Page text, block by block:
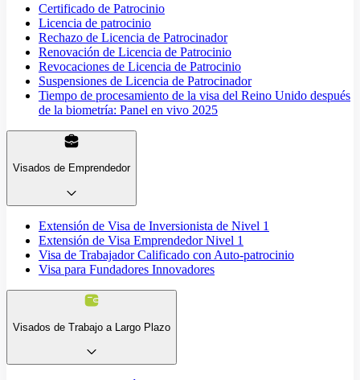
Certificado de Patrocinio
Licencia de patrocinio
Rechazo de Licencia de Patrocinador
Renovación de Licencia de Patrocinio
Revocaciones de Licencia de Patrocinio
Suspensiones de Licencia de Patrocinador
Tiempo de procesamiento de la visa del Reino Unido después
de la biometría: Panel en vivo 2025
Visados de Emprendedor
Extensión de Visa de Inversionista de Nivel 1
Extensión de Visa Emprendedor Nivel 1
Visa de Trabajador Calificado con Auto-patrocinio
Visa para Fundadores Innovadores
Visados de Trabajo a Largo Plazo